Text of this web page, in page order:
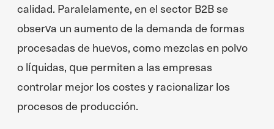
calidad. Paralelamente, en el sector B2B se
observa un aumento de la demanda de formas
procesadas de huevos, como mezclas en polvo
o líquidas, que permiten a las empresas
controlar mejor los costes y racionalizar los
procesos de producción.